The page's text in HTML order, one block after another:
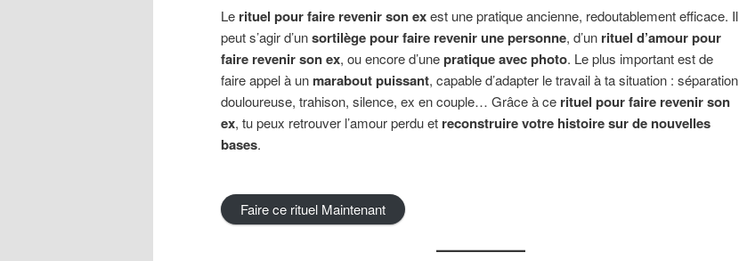
Le rituel pour faire revenir son exest une pratique ancienne, redoutablement efficace. Il
peut s’agir d’unsortilège pour faire revenir une personne, d’un rituel d’amour pour
faire revenir son ex, ou encore d’unepratique avec photo. Le plus important est de
faire appel à un marabout puissant, capable d’adapter le travail à ta situation : séparation
douloureuse, trahison, silence, ex en couple… Grâce à ce rituel pour faire revenir son
ex, tu peux retrouver l’amour perdu et reconstruire votre histoire sur de nouvelles
bases.
Faire ce rituel Maintenant